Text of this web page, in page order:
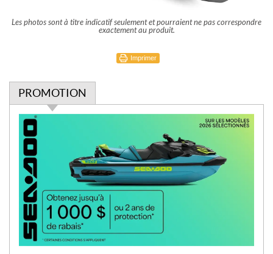
Les photos sont à titre indicatif seulement et pourraient ne pas correspondre
exactement au produit.
Imprimer
PROMOTION
P
r
m
o
n